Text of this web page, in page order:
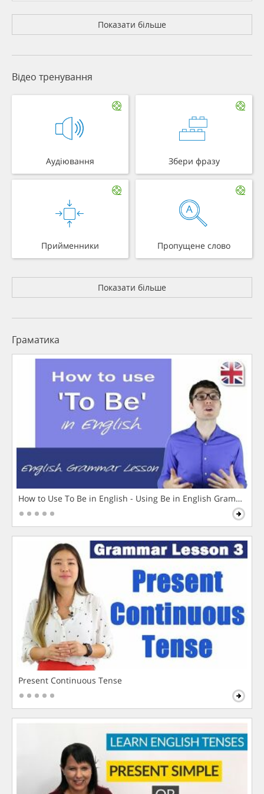
Показати більше
Відео тренування
Аудіювання Збери фразу
Прийменники Пропущене слово
Показати більше
Граматика
How to Use To Be in English - Using Be in English Grammar
Present Continuous Tense